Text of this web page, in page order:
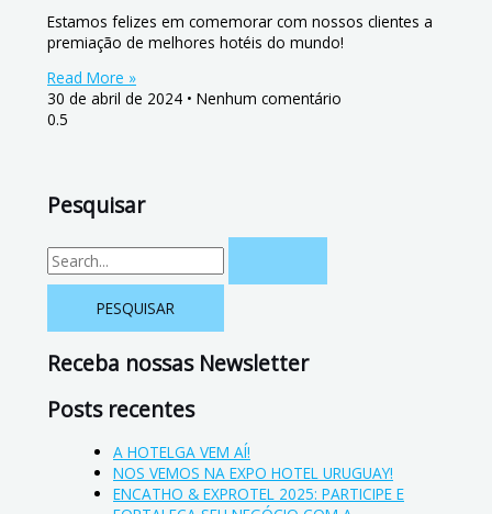
Estamos felizes em comemorar com nossos clientes a
premiação de melhores hotéis do mundo!
Read More »
30 de abril de 2024
Nenhum comentário
Pesquisar
Receba nossas Newsletter
Posts recentes
A HOTELGA VEM AÍ!
NOS VEMOS NA EXPO HOTEL URUGUAY!
ENCATHO & EXPROTEL 2025: PARTICIPE E